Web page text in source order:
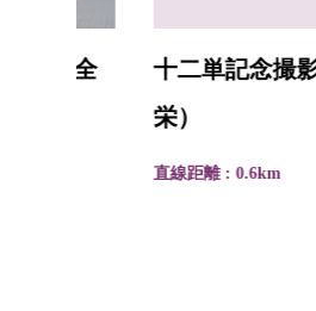
十二単記念撮影館 雪
直線距離 : 0.6km